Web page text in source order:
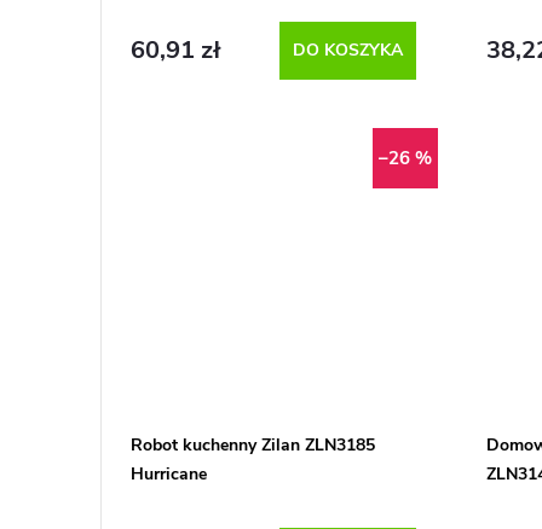
60,91 zł DO KOSZYKA
–26 %
Robot kuchenny Zilan ZLN3185
Hurricane